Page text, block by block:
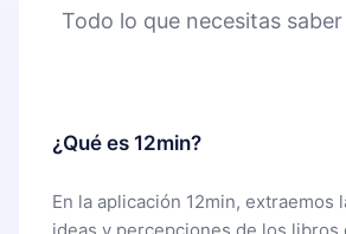
Todo lo que necesitas
¿Qué es 12min?
En la aplicación 12min, extraemos